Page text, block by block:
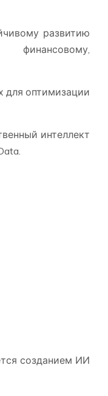
развитию
оптимизации
интеллект
созданием ИИ